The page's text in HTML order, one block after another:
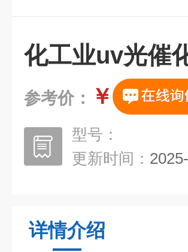
化工业uv光催
参考价： ￥
型号：
更新时间：
详情介绍